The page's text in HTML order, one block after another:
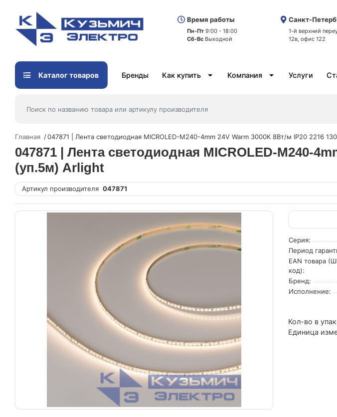
Время работы
Пн-Пт 9:00 - 18:00
Сб-Вс Выходной
Санкт-
1-й верхний
12в, офис 122
Каталог товаров Бренды Как купить Компания Услуги
Главная 047871 | Лента светодиодная MICROLED-M240-4mm 24V Warm 3000К 8Вт/м IP20 2216
047871 | Лента светодиодная MICROLED-M240-
(уп.5м) Arlight
Артикул производителя 047871
Серия:
Период
EAN товара
код):
Бренд:
Исполнение:
Кол-во в
Единица